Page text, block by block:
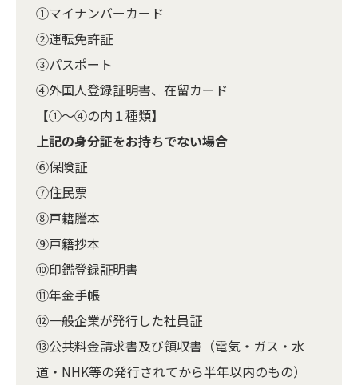
①マイナンバーカード
②運転免許証
③パスポート
④外国人登録証明書、在留カード
【①～④の内１種類】
上記の身分証をお持ちでない場合
⑥保険証
⑦住民票
⑧戸籍謄本
⑨戸籍抄本
⑩印鑑登録証明書
⑪年金手帳
⑫一般企業が発行した社員証
⑬公共料金請求書及び領収書（電気・ガス・水
道・NHK等の発行されてから半年以内のもの）